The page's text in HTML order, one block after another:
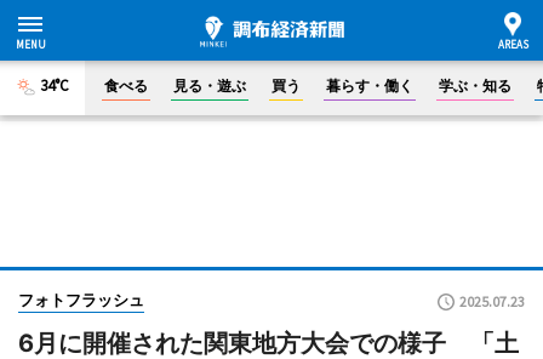
34°C 食べる 見る・遊ぶ 買う 暮らす・働く 学ぶ・知る
フォトフラッシュ 2025.07.23
6月に開催された関東地方大会での様子 「土